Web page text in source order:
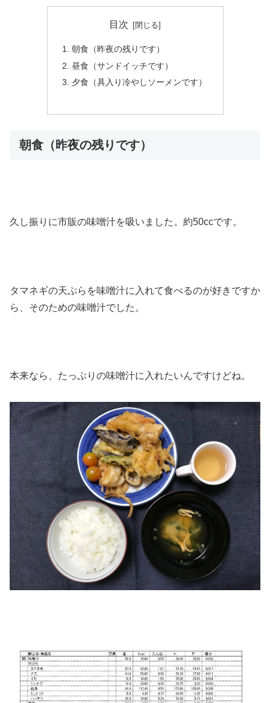
目次
朝食（昨夜の残りです）
昼食（サンドイッチです）
夕食（具入り冷やしソーメンです）
朝食（昨夜の残りです）
久し振りに市販の味噌汁を吸いました。約50ccです。
タマネギの天ぷらを味噌汁に入れて食べるのが好きですか
ら、そのための味噌汁でした。
本来なら、たっぷりの味噌汁に入れたいんですけどね。